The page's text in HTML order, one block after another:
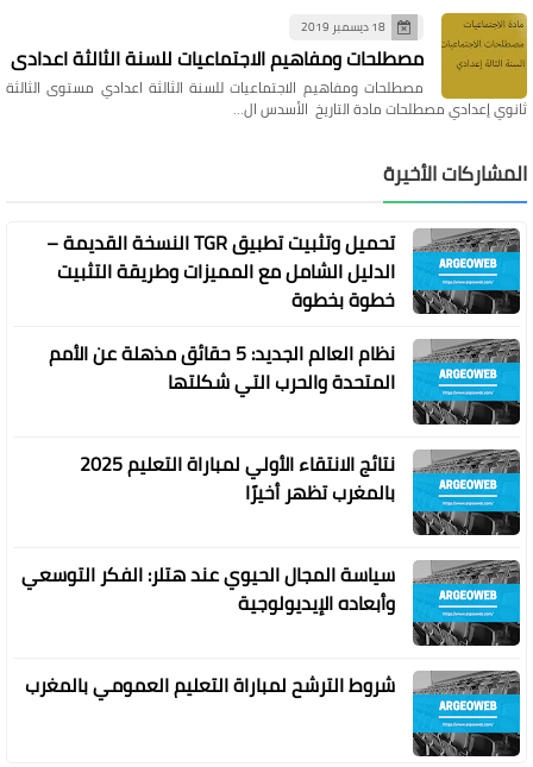
18 ديسمبر 2019
مصطلحات ومفاهيم الاجتماعيات للسنة الثالثة اعدادي
مصطلحات ومفاهيم الاجتماعيات للسنة الثالثة اعدادي مستوى الثالثة
ثانوي إعدادي مصطلحات مادة التاريخ الأسدس ال…
المشاركات الأخيرة
تحميل وتثبيت تطبيق TGR النسخة القديمة –
الدليل الشامل مع المميزات وطريقة التثبيت
خطوة بخطوة
نظام العالم الجديد: 5 حقائق مذهلة عن الأمم
المتحدة والحرب التي شكلتها
نتائج الانتقاء الأولي لمباراة التعليم 2025
بالمغرب تظهر أخيرًا
سياسة المجال الحيوي عند هتلر: الفكر التوسعي
وأبعاده الإيديولوجية
شروط الترشح لمباراة التعليم العمومي بالمغرب